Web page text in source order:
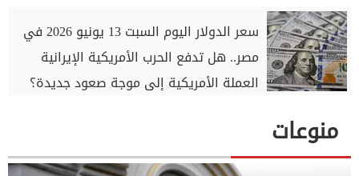
سعر الدولار اليوم السبت 13 يونيو 2026 في
مصر.. هل تدفع الحرب الأمريكية الإيرانية
العملة الأمريكية إلى موجة صعود جديدة؟
منوعات